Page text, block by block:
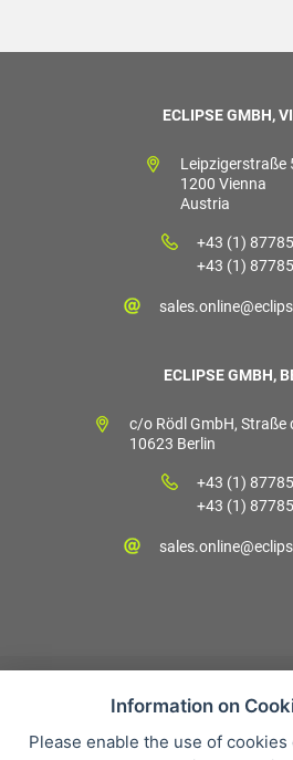
ECLIPSE GMBH,
Leipzigerstraße
1200 Vienna
Austria
+43 (1)
+43 (1)
ECLIPSE GMBH,
c/o Rödl GmbH, Straße
10623 Berlin
+43 (1)
+43 (1)
Information on
Please enable the use of